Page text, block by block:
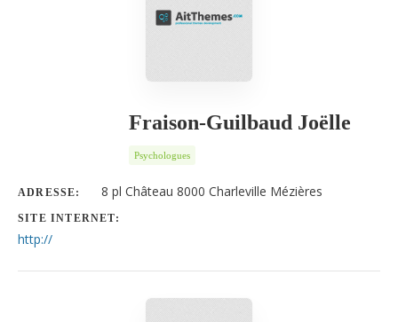
Fraison-Guilbaud Joëlle
Psychologues
ADRESSE: 8 pl Château 8000 Charleville Mézières
SITE INTERNET:
http://